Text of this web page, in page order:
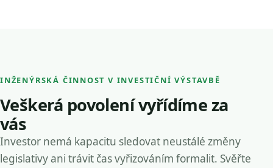
INŽENÝRSKÁ ČINNOST V INVESTIČNÍ VÝSTAVBĚ
Veškerá povolení vyřídíme za
vás
Investor nemá kapacitu sledovat neustálé změny
legislativy ani trávit čas vyřizováním formalit. Svěřte